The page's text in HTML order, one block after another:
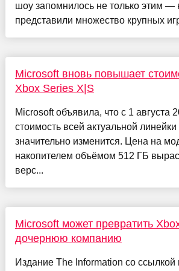
шоу запомнилось не только этим —
представили множество крупных
Microsoft вновь повышает
Xbox Series X|S
Microsoft объявила, что с 1 августа
стоимость всей актуальной
значительно изменится. Цена на
накопителем объёмом 512 ГБ
верс...
Microsoft может превратить
дочернюю компанию
Издание The Information со ссылкой